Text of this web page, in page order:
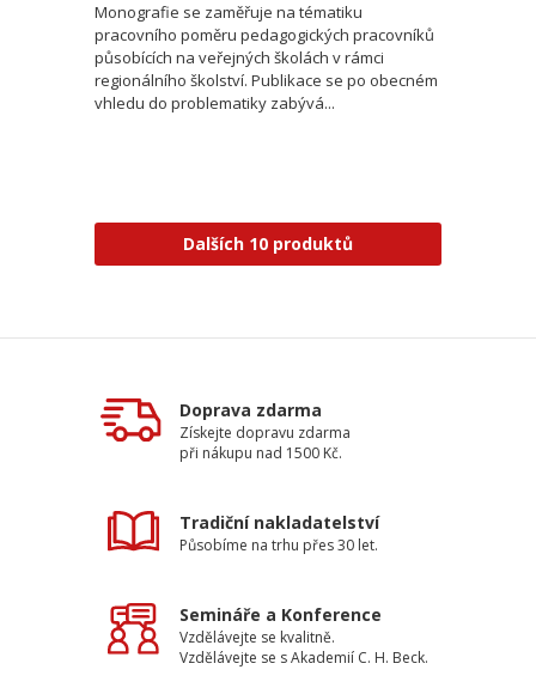
Monografie se zaměřuje na tématiku
pracovního poměru pedagogických pracovníků
působících na veřejných školách v rámci
regionálního školství. Publikace se po obecném
vhledu do problematiky zabývá...
Dalších 10 produktů
Doprava zdarma
Získejte dopravu zdarma
při nákupu nad 1500 Kč.
Tradiční nakladatelství
Působíme na trhu přes 30 let.
Semináře a Konference
Vzdělávejte se kvalitně.
Vzdělávejte se s Akademií C. H. Beck.